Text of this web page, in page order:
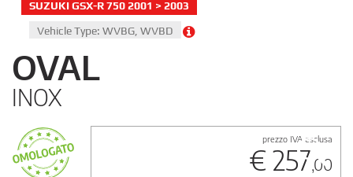
SUZUKI GSX-R 750 2001 > 2003
Vehicle Type: WVBG, WVBD
OVAL
INOX
prezzo IVA esclusa
€ 257,00